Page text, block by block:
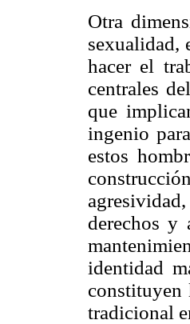
Otra
sexualidad,
hacer el
centrales
que
ingenio
estos
derechos y
identidad
constituyen
tradicional